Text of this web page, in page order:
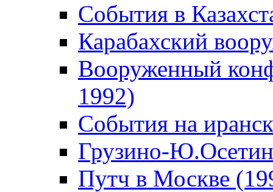
События в
Карабахский
Вооруженный
1992)
События на
Грузино-
Путч в Москве